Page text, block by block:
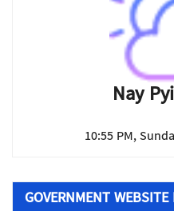
Nay
10:55 PM,
GOVERNMENT